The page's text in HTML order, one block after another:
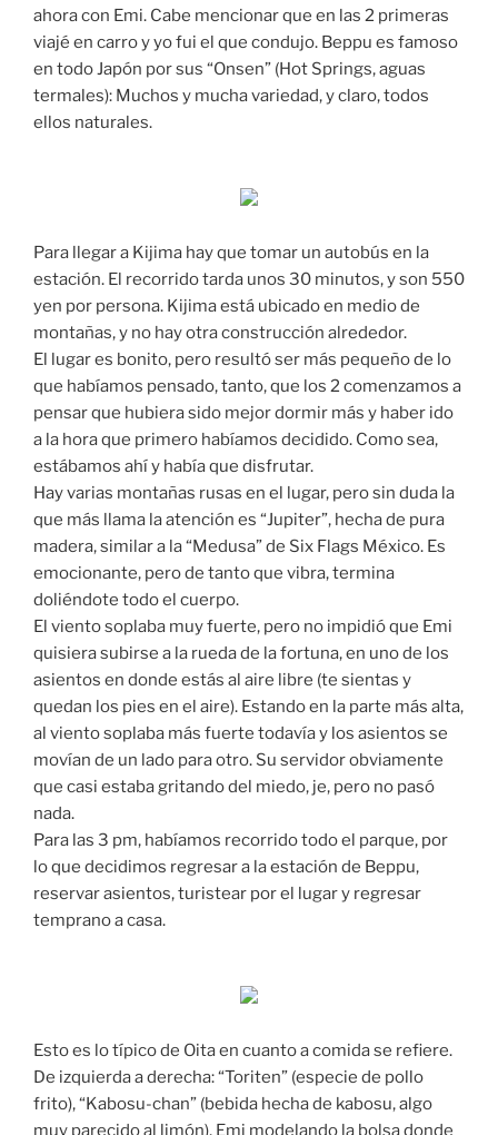
ahora con Emi. Cabe mencionar que en las 2 primeras
viajé en carro y yo fui el que condujo. Beppu es famoso
en todo Japón por sus “Onsen” (Hot Springs, aguas
termales): Muchos y mucha variedad, y claro, todos
ellos naturales.
Para llegar a Kijima hay que tomar un autobús en la
estación. El recorrido tarda unos 30 minutos, y son 550
yen por persona. Kijima está ubicado en medio de
montañas, y no hay otra construcción alrededor.
El lugar es bonito, pero resultó ser más pequeño de lo
que habíamos pensado, tanto, que los 2 comenzamos a
pensar que hubiera sido mejor dormir más y haber ido
a la hora que primero habíamos decidido. Como sea,
estábamos ahí y había que disfrutar.
Hay varias montañas rusas en el lugar, pero sin duda la
que más llama la atención es “Jupiter”, hecha de pura
madera, similar a la “Medusa” de Six Flags México. Es
emocionante, pero de tanto que vibra, termina
doliéndote todo el cuerpo.
El viento soplaba muy fuerte, pero no impidió que Emi
quisiera subirse a la rueda de la fortuna, en uno de los
asientos en donde estás al aire libre (te sientas y
quedan los pies en el aire). Estando en la parte más alta,
al viento soplaba más fuerte todavía y los asientos se
movían de un lado para otro. Su servidor obviamente
que casi estaba gritando del miedo, je, pero no pasó
nada.
Para las 3 pm, habíamos recorrido todo el parque, por
lo que decidimos regresar a la estación de Beppu,
reservar asientos, turistear por el lugar y regresar
temprano a casa.
Esto es lo típico de Oita en cuanto a comida se refiere.
De izquierda a derecha: “Toriten” (especie de pollo
frito), “Kabosu-chan” (bebida hecha de kabosu, algo
muy parecido al limón), Emi modelando la bolsa donde